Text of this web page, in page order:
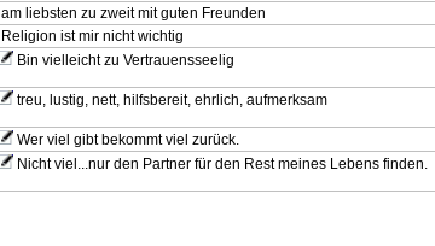
am liebsten zu zweit mit guten Freunden
Religion ist mir nicht wichtig
Bin vielleicht zu Vertrauensseelig
treu, lustig, nett, hilfsbereit, ehrlich, aufmerksam
Wer viel gibt bekommt viel zurück.
Nicht viel...nur den Partner für den Rest meines Lebens finden.